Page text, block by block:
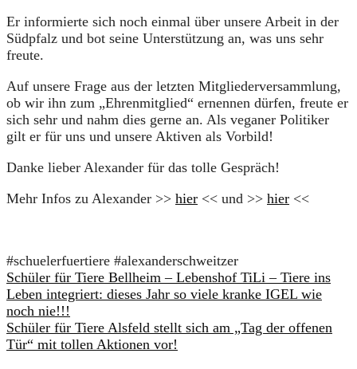
Er informierte sich noch einmal über unsere Arbeit in der
Südpfalz und bot seine Unterstützung an, was uns sehr
freute.
Auf unsere Frage aus der letzten Mitgliederversammlung,
ob wir ihn zum „Ehrenmitglied“ ernennen dürfen, freute er
sich sehr und nahm dies gerne an. Als veganer Politiker
gilt er für uns und unsere Aktiven als Vorbild!
Danke lieber Alexander für das tolle Gespräch!
Mehr Infos zu Alexander >> hier << und >> hier <<
#schuelerfuertiere #alexanderschweitzer
Schüler für Tiere Bellheim – Lebenshof TiLi – Tiere ins
Leben integriert: dieses Jahr so viele kranke IGEL wie
noch nie!!!
Schüler für Tiere Alsfeld stellt sich am „Tag der offenen
Tür“ mit tollen Aktionen vor!